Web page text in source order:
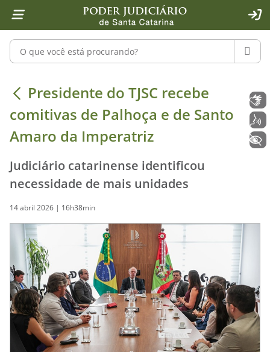
1 Ir para o conteúdo
2 Ir para a ferramenta de acessibilidade - Rybená
4 Ir para o menu principal
5 Ir para a pesquisa
6 Ir para o rodapé
7 Ir para a página inicial
Pesquisar no portal
Presidente do TJSC recebe
Presidente do TJSC recebe
comitivas de Palhoça e de Santo
Amaro da Imperatriz
Judiciário catarinense identificou
necessidade de mais unidades
14 abril 2026 | 16h38min
Libras
Voz